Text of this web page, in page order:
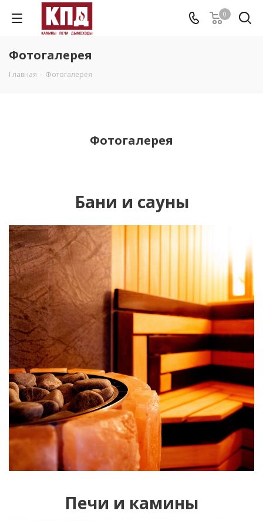
0
Фотогалерея
Главная - Фотогалерея
Фотогалерея
Бани и сауны
Печи и камины